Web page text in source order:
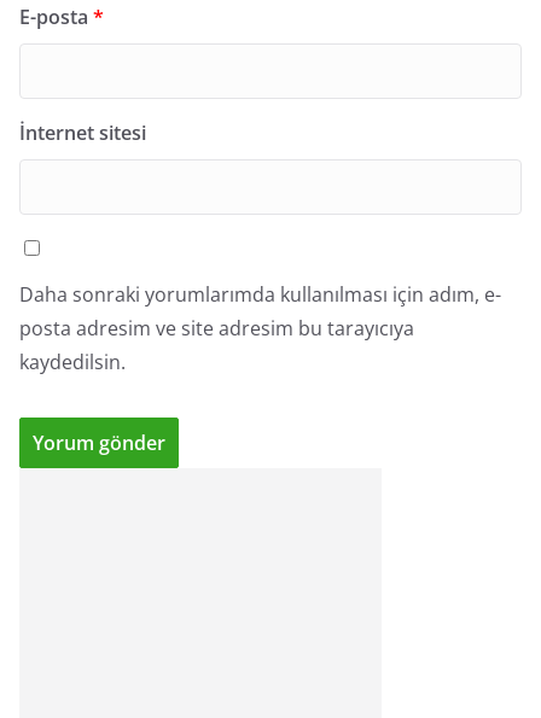
E-posta *
İnternet sitesi
Daha sonraki yorumlarımda kullanılması için adım, e-
posta adresim ve site adresim bu tarayıcıya
kaydedilsin.